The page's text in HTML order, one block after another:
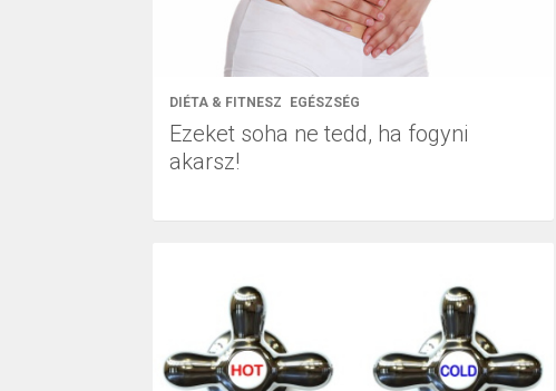
DIÉTA & FITNESZ EGÉSZSÉG
Ezeket soha ne tedd, ha fogyni
akarsz!